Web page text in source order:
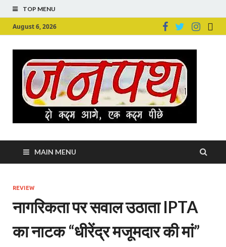
TOP MENU
August 6, 2026
MAIN MENU
REVIEW
नागरिकता पर सवाल उठाता IPTA
का नाटक “धीरेंद्र मजूमदार की मां”